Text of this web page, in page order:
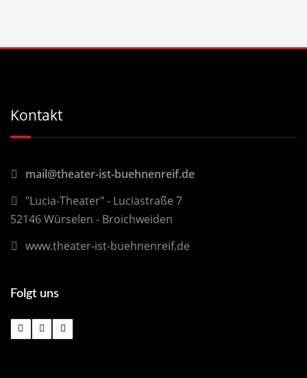
Kontakt
mail@theater-ist-buehnenreif.de
"Lucia-Theater" - Luciastraße 7
52146 Würselen - Broichweiden
www.theater-ist-buehnenreif.de
Folgt uns